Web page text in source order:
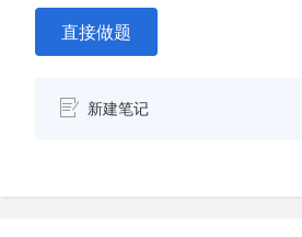
直接做题
新建笔记